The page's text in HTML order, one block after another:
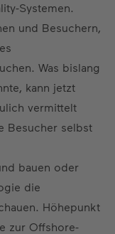
Systemen.
und Besuchern,
Was bislang
kann jetzt
vermittelt
Besucher selbst
bauen oder
die
Höhepunkt
zur Offshore-